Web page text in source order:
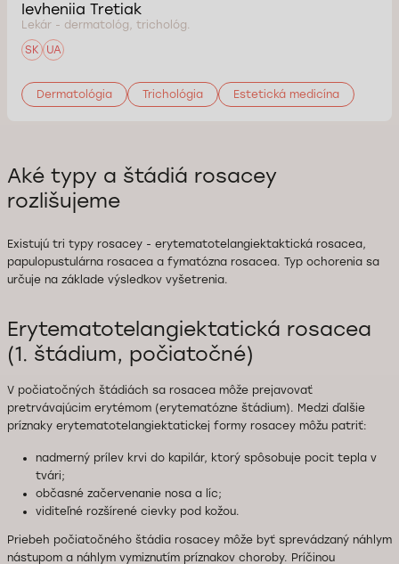
Ievheniia Tretiak
Lekár - dermatológ, trichológ.
SK
UA
Dermatológia Trichológia Estetická medicína
Aké typy a štádiá rosacey
rozlišujeme
Existujú tri typy rosacey - erytematotelangiektaktická rosacea,
papulopustulárna rosacea a fymatózna rosacea. Typ ochorenia sa
určuje na základe výsledkov vyšetrenia.
Erytematotelangiektatická rosacea
(1. štádium, počiatočné)
V počiatočných štádiách sa rosacea môže prejavovať
pretrvávajúcim erytémom (erytematózne štádium). Medzi ďalšie
príznaky erytematotelangiektatickej formy rosacey môžu patriť:
nadmerný prílev krvi do kapilár, ktorý spôsobuje pocit tepla v
tvári;
občasné začervenanie nosa a líc;
viditeľné rozšírené cievky pod kožou.
Priebeh počiatočného štádia rosacey môže byť sprevádzaný náhlym
nástupom a náhlym vymiznutím príznakov choroby. Príčinou